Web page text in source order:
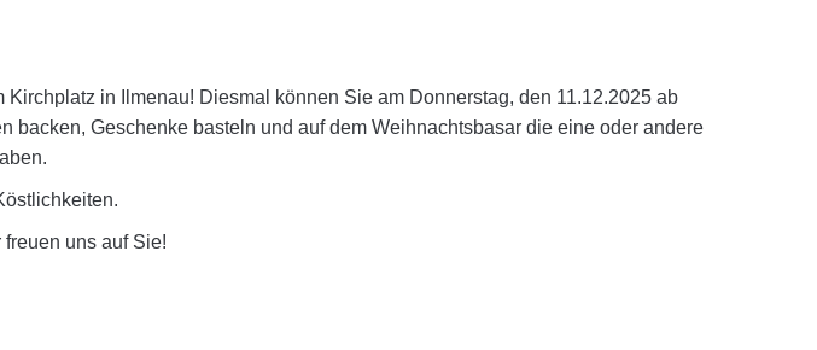
in Ilmenau! Diesmal können Sie am Donnerstag, den 11.12.2025 ab
Geschenke basteln und auf dem Weihnachtsbasar die eine oder andere
uns auf Sie!